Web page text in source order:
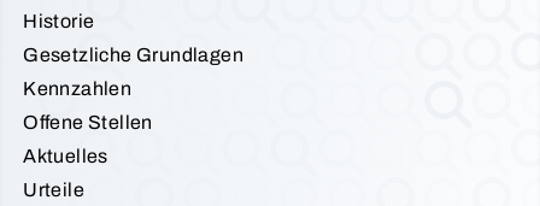
Historie
Gesetzliche Grundlagen
Kennzahlen
Offene Stellen
Aktuelles
Urteile